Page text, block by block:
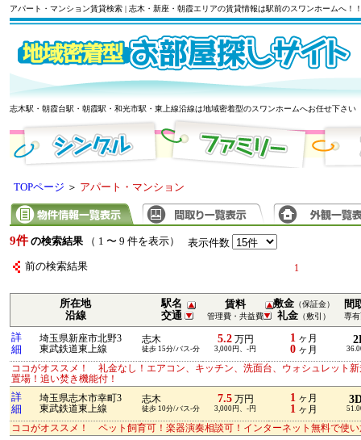
アパート・マンション賃貸検索 | 志木・新座・朝霞エリアの賃貸情報は駅前のスワンホームへ！
志木駅・朝霞台駅・朝霞駅・和光市駅・東上線沿線は地域密着型のスワンホームへお任せ下さい
TOPページ ＞ アパート・マンション
9件 の検索結果 （ 1 〜 9 件を表示） 表示件数
前の検索結果 1
所在地
沿線
駅名
交通
賃料
管理費・共益費
敷金 （保証金）
礼金 （敷引）
間
専
詳
細
埼玉県新座市北野3
東武鉄道東上線
志木
徒歩 15分/バス-分
5.2万円
3,000円、-円
1 ヶ月
0 ヶ月
ココがオススメ！ 礼金なし！エアコン、キッチン、洗面台、ウォシュレット
置場！追い焚き機能付！
詳
細
埼玉県志木市幸町3
東武鉄道東上線
志木
徒歩 10分/バス-分
7.5万円
3,000円、-円
1 ヶ月
1 ヶ月
ココがオススメ！ ペット飼育可！楽器演奏相談可！インターネット無料で使い